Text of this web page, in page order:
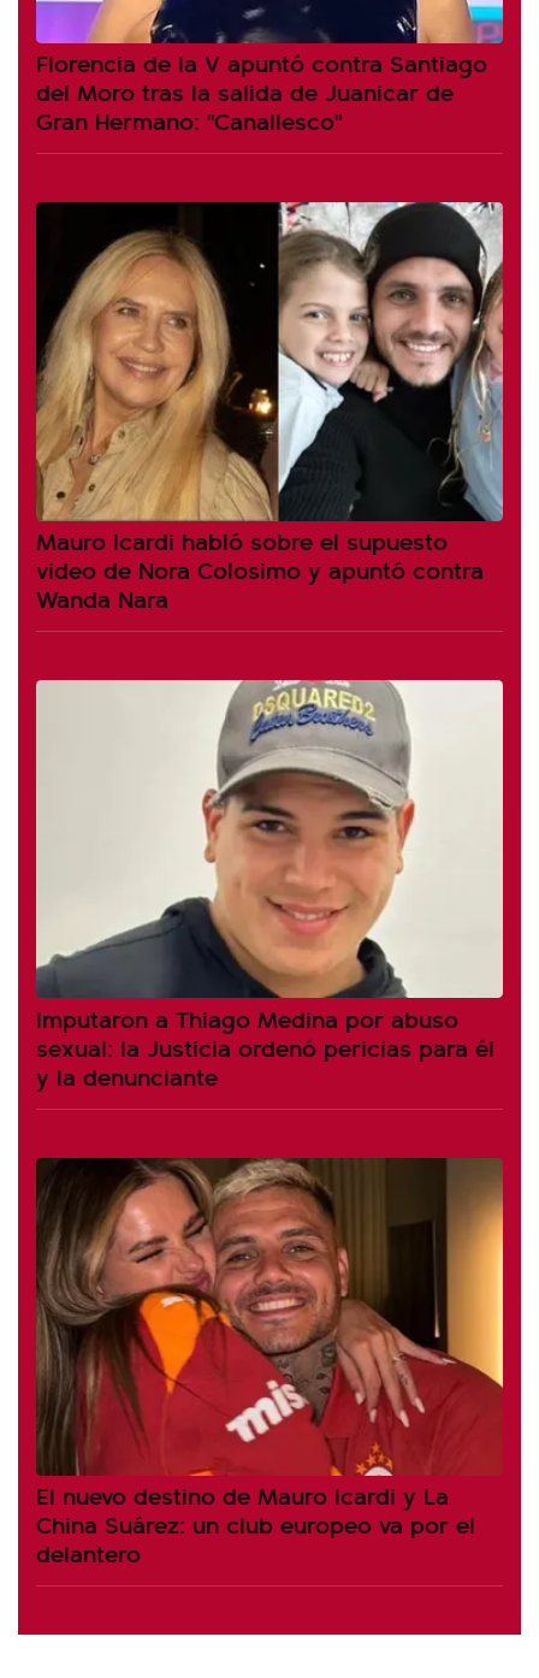
Florencia de la V apuntó contra Santiago
del Moro tras la salida de Juanicar de
Gran Hermano: "Canallesco"
Mauro Icardi habló sobre el supuesto
video de Nora Colosimo y apuntó contra
Wanda Nara
Imputaron a Thiago Medina por abuso
sexual: la Justicia ordenó pericias para él
y la denunciante
El nuevo destino de Mauro Icardi y La
China Suárez: un club europeo va por el
delantero